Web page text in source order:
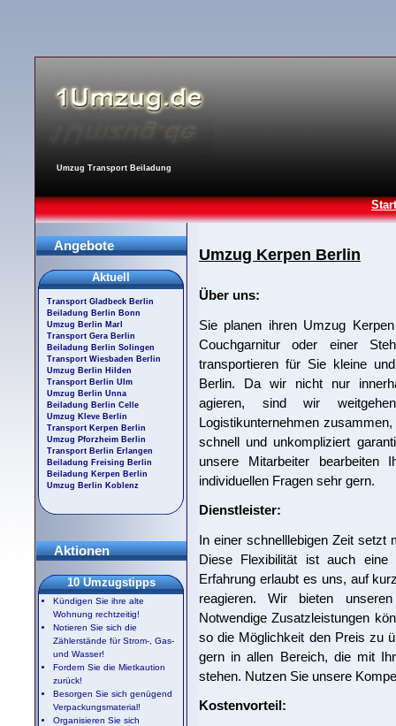
Umzug Transport Beiladung
Umzug Kerpen Berlin
Über uns:
Sie planen ihren Umzug
Couchgarnitur oder einer
transportieren für Sie kleine
Berlin. Da wir nicht nur
agieren, sind wir
Logistikunternehmen
schnell und unkompliziert
unsere Mitarbeiter bearbeiten
individuellen Fragen sehr gern.
Dienstleister:
In einer schnelllebigen Zeit setzt
Diese Flexibilität ist auch eine
Erfahrung erlaubt es uns, auf
reagieren. Wir bieten unseren
Notwendige Zusatzleistungen
so die Möglichkeit den Preis zu
gern in allen Bereich, die mit
stehen. Nutzen Sie unsere
Kostenvorteil:
Angebote
Aktuell
Transport Gladbeck Berlin
Beiladung Berlin Bonn
Umzug Berlin Marl
Transport Gera Berlin
Beiladung Berlin Solingen
Transport Wiesbaden Berlin
Umzug Berlin Hilden
Transport Berlin Ulm
Umzug Berlin Unna
Beiladung Berlin Celle
Umzug Kleve Berlin
Transport Kerpen Berlin
Umzug Pforzheim Berlin
Transport Berlin Erlangen
Beiladung Freising Berlin
Beiladung Kerpen Berlin
Umzug Berlin Koblenz
Aktionen
10 Umzugstipps
Kündigen Sie ihre alte
Wohnung rechtzeitig!
Notieren Sie sich die
Zählerstände für Strom-, Gas-
und Wasser!
Fordern Sie die Mietkaution
zurück!
Besorgen Sie sich genügend
Verpackungsmaterial!
Organisieren Sie sich